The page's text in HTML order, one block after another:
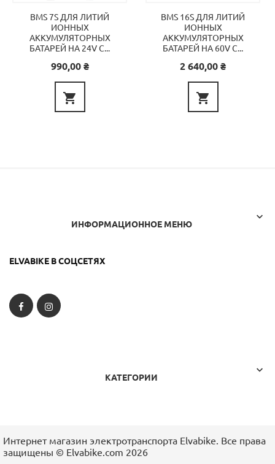
BMS 7S ДЛЯ ЛИТИЙ
ИОННЫХ
АККУМУЛЯТОРНЫХ
БАТАРЕЙ НА 24V C...
Цена
990,00 ₴

BMS 16S ДЛЯ ЛИТИЙ
ИОННЫХ
АККУМУЛЯТОРНЫХ
БАТАРЕЙ НА 60V С...
Цена
2 640,00 ₴

ИНФОРМАЦИОННОЕ МЕНЮ

ELVABIKE В СОЦСЕТЯХ
КАТЕГОРИИ

Интернет магазин электротранспорта Elvabike. Все права
защищены ©️ Elvabike.com 2026